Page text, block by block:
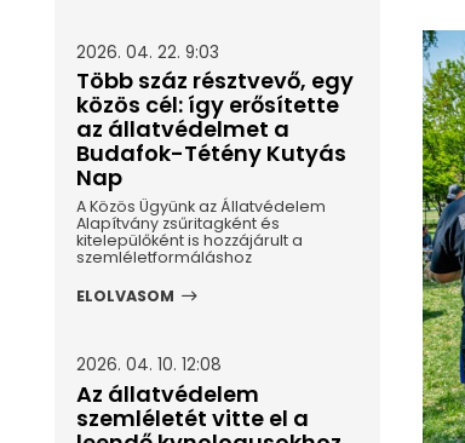
2026. 04. 22. 9:03
Több száz résztvevő, egy
közös cél: így erősítette
az állatvédelmet a
Budafok-Tétény Kutyás
Nap
A Közös Ügyünk az Állatvédelem
Alapítvány zsűritagként és
kitelepülőként is hozzájárult a
szemléletformáláshoz
ELOLVASOM
2026. 04. 10. 12:08
Az állatvédelem
szemléletét vitte el a